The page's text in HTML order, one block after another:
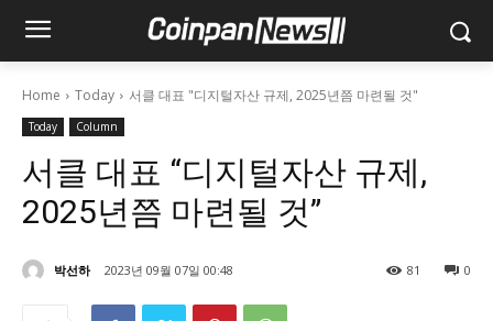
Home Today 서클 대표 "디지털자산 규제, 2025년쯤 마련될 것"
Today Column
서클 대표 “디지털자산 규제,
2025년쯤 마련될 것”
박선하 2023년 09월 07일 00:48 0
81